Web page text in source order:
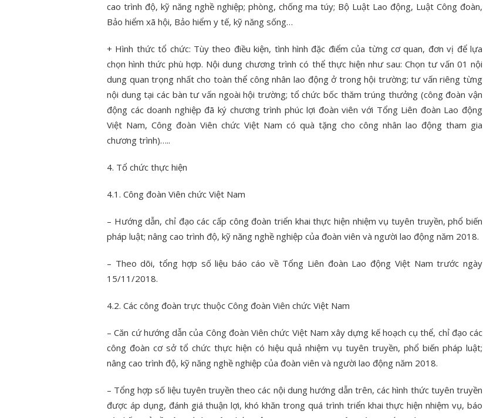
cao trình độ, kỹ năng nghề nghiệp; phòng, chống ma túy; Bộ Luật Lao động, Luật Công đoàn,
Bảo hiểm xã hội, Bảo hiểm y tế, kỹ năng sống…
+ Hình thức tổ chức: Tùy theo điều kiện, tình hình đặc điểm của từng cơ quan, đơn vị để lựa
chọn hình thức phù hợp. Nội dung chương trình có thể thực hiện như sau: Chọn tư vấn 01 nội
dung quan trọng nhất cho toàn thể công nhân lao động ở trong hội trường; tư vấn riêng từng
nội dung tại các bàn tư vấn ngoài hội trường; tổ chức bốc thăm trúng thưởng (công đoàn vận
động các doanh nghiệp đã ký chương trình phúc lợi đoàn viên với Tổng Liên đoàn Lao động
Việt Nam, Công đoàn Viên chức Việt Nam có quà tặng cho công nhân lao động tham gia
chương trình)…..
4. Tổ chức thực hiện
4.1. Công đoàn Viên chức Việt Nam
– Hướng dẫn, chỉ đạo các cấp công đoàn triển khai thực hiện nhiệm vụ tuyên truyền, phổ biến
pháp luật; nâng cao trình độ, kỹ năng nghề nghiệp của đoàn viên và người lao động năm 2018.
– Theo dõi, tổng hợp số liệu báo cáo về Tổng Liên đoàn Lao động Việt Nam trước ngày
15/11/2018.
4.2. Các công đoàn trực thuộc Công đoàn Viên chức Việt Nam
– Căn cứ hướng dẫn của Công đoàn Viên chức Việt Nam xây dựng kế hoạch cụ thể, chỉ đạo các
công đoàn cơ sở tổ chức thực hiện có hiệu quả nhiệm vụ tuyên truyền, phổ biến pháp luật;
nâng cao trình độ, kỹ năng nghề nghiệp của đoàn viên và người lao động năm 2018.
– Tổng hợp số liệu tuyên truyền theo các nội dung hướng dẫn trên, các hình thức tuyên truyền
được áp dụng, đánh giá thuận lợi, khó khăn trong quá trình triển khai thực hiện nhiệm vụ, báo